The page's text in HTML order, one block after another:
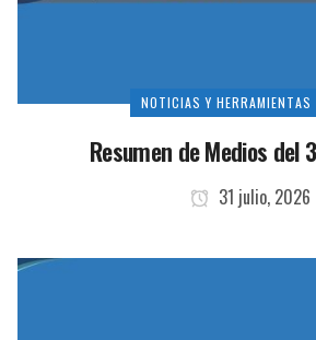
NOTICIAS Y HERRAMIENTAS
Resumen de Medios del
31 julio, 2026